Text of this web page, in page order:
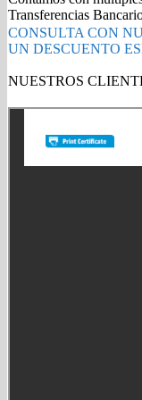
2340
para
HL-
L2360DW/
páginas
quantity
Transferencias
CONSULTA CON
UN DESCUENTO
NUESTROS